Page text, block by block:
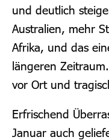
und deutlich
Australien, mehr
Afrika, und das
längeren
vor Ort und
Erfrischend
Januar auch